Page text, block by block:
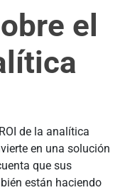
el
de la analítica
en una solución
que sus
están haciendo